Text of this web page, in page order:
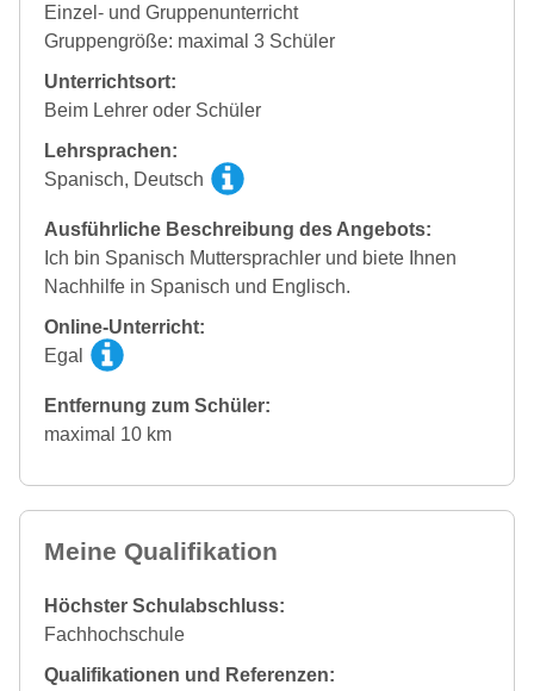
Einzel- und Gruppenunterricht
Gruppengröße: maximal 3 Schüler
Unterrichtsort:
Beim Lehrer oder Schüler
Lehrsprachen:
Spanisch, Deutsch
Ausführliche Beschreibung des Angebots:
Ich bin Spanisch Muttersprachler und biete Ihnen
Nachhilfe in Spanisch und Englisch.
Online-Unterricht:
Egal
Entfernung zum Schüler:
maximal 10 km
Meine Qualifikation
Höchster Schulabschluss:
Fachhochschule
Qualifikationen und Referenzen: